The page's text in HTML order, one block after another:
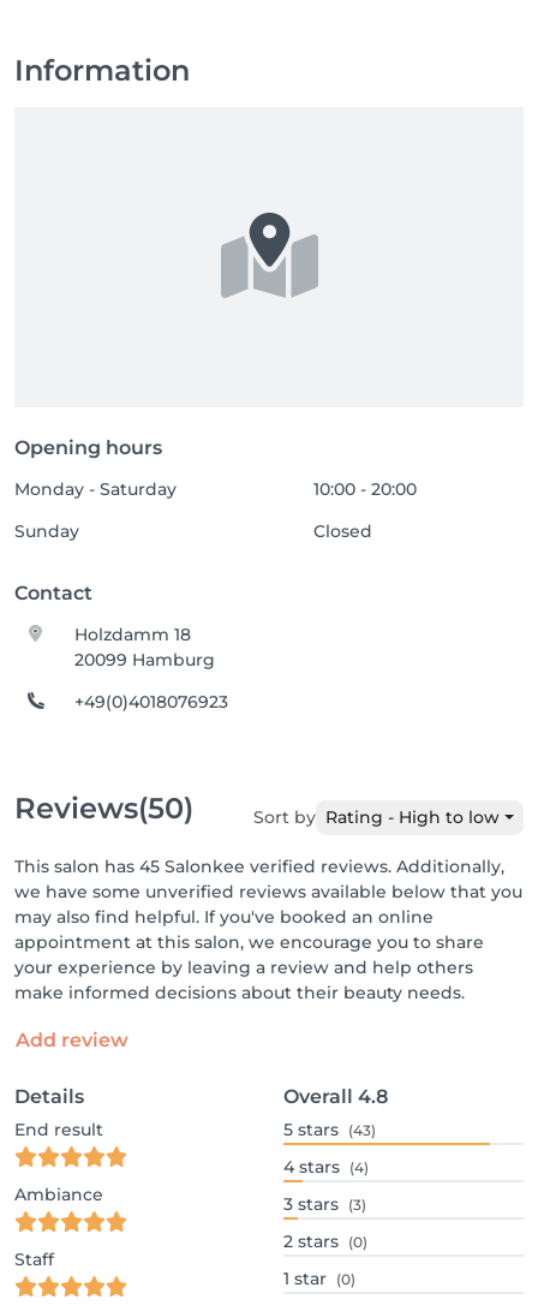
Information
Opening hours
Monday - Saturday
10:00 - 20:00
Sunday
Closed
Contact
Holzdamm 18
20099 Hamburg
+49(0)4018076923
Reviews(50) Sort by Rating - High to low
This salon has 45 Salonkee verified reviews. Additionally,
we have some unverified reviews available below that you
may also find helpful. If you've booked an online
appointment at this salon, we encourage you to share
your experience by leaving a review and help others
make informed decisions about their beauty needs.
Add review
Details
End result
Ambiance
Staff
Overall 4.8
5 stars (43)
4 stars (4)
3 stars (3)
2 stars (0)
1 star (0)